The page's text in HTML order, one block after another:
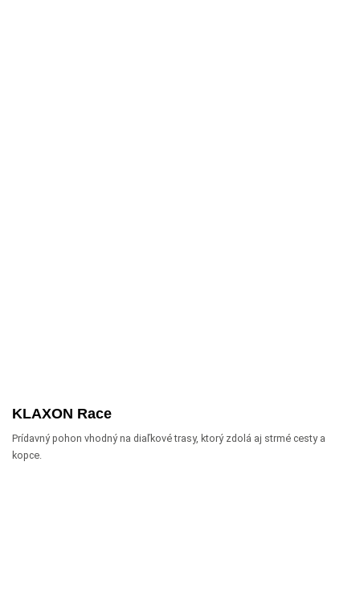
KLAXON Race
Prídavný pohon vhodný na diaľkové trasy, ktorý zdolá aj strmé cesty a
kopce.